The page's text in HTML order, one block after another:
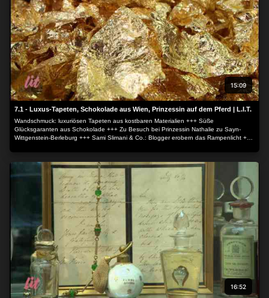
15:09
7.1 - Luxus-Tapeten, Schokolade aus Wien, Prinzessin auf dem Pferd | L.I.T.
Wandschmuck: luxuriösen Tapeten aus kostbaren Materialien +++ Süße
Glücksgaranten aus Schokolade +++ Zu Besuch bei Prinzessin Nathalie zu Sayn-
Wittgenstein-Berleburg +++ Sami Slimani & Co.: Blogger erobern das Rampenlicht +++
der spanischen Mittelmeerküste +++ Jodel-Worksop als Glücklichmacher +++ Zum
Verkauf: Das "Lebkuchen"-Haus in Brooklyn.
16:52